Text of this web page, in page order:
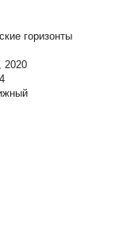
горизонты
2020